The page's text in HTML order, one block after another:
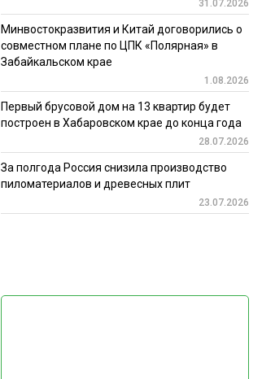
31.07.2026
Минвостокразвития и Китай договорились о
совместном плане по ЦПК «Полярная» в
Забайкальском крае
1.08.2026
Первый брусовой дом на 13 квартир будет
построен в Хабаровском крае до конца года
28.07.2026
За полгода Россия снизила производство
пиломатериалов и древесных плит
23.07.2026